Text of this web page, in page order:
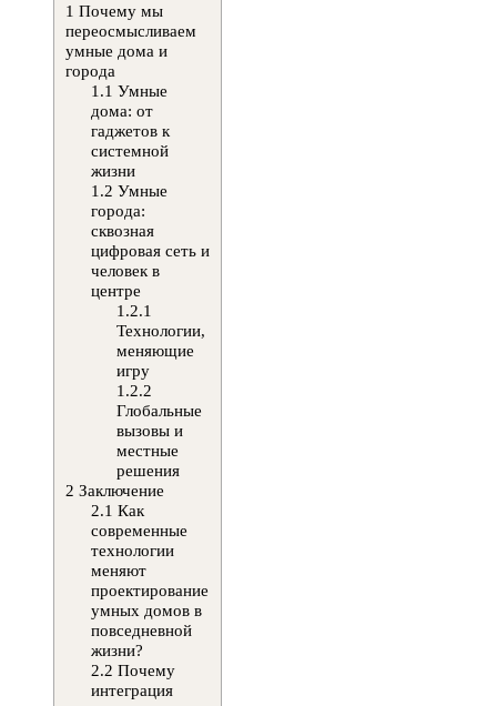
1 Почему мы
переосмысливаем
умные дома и
города
1.1 Умные
дома: от
гаджетов к
системной
жизни
1.2 Умные
города:
сквозная
цифровая сеть и
человек в
центре
1.2.1
Технологии,
меняющие
игру
1.2.2
Глобальные
вызовы и
местные
решения
2 Заключение
2.1 Как
современные
технологии
меняют
проектирование
умных домов в
повседневной
жизни?
2.2 Почему
интеграция